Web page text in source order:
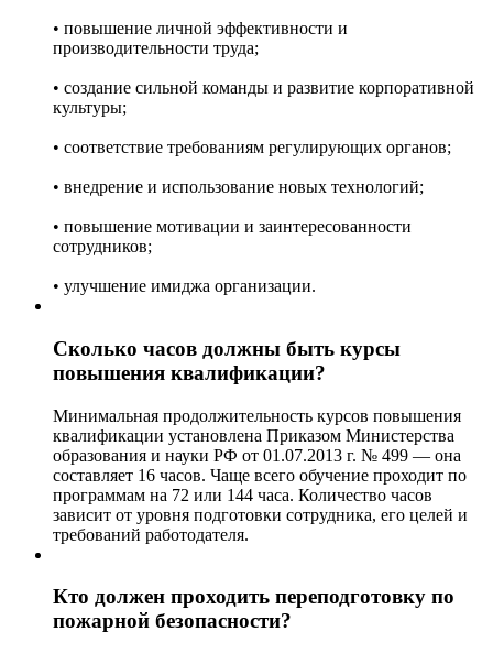
• повышение личной эффективности и
производительности труда;
• создание сильной команды и развитие корпоративной
культуры;
• соответствие требованиям регулирующих органов;
• внедрение и использование новых технологий;
• повышение мотивации и заинтересованности
сотрудников;
• улучшение имиджа организации.
Сколько часов должны быть курсы
повышения квалификации?
Минимальная продолжительность курсов повышения
квалификации установлена Приказом Министерства
образования и науки РФ от 01.07.2013 г. № 499 — она
составляет 16 часов. Чаще всего обучение проходит по
программам на 72 или 144 часа. Количество часов
зависит от уровня подготовки сотрудника, его целей и
требований работодателя.
Кто должен проходить переподготовку по
пожарной безопасности?